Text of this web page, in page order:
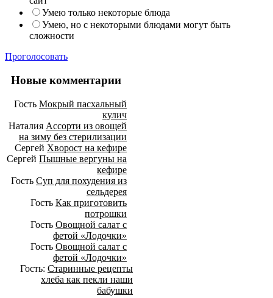
Умею только некоторые блюда
Умею, но с некоторыми блюдами могут быть
сложности
Проголосовать
Новые комментарии
Гость Мокрый пасхальный
кулич
Наталия Ассорти из овощей
на зиму без стерилизации
Сергей Хворост на кефире
Сергей Пышные вергуны на
кефире
Гость Суп для похудения из
сельдерея
Гость Как приготовить
потрошки
Гость Овощной салат с
фетой «Лодочки»
Гость Овощной салат с
фетой «Лодочки»
Гость: Старинные рецепты
хлеба как пекли наши
бабушки